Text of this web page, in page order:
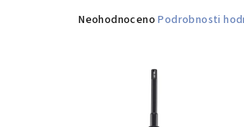
Průměrné
Neohodnoceno Podrobnosti